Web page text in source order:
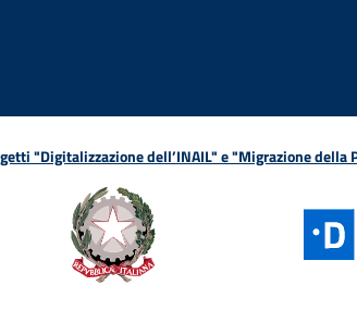
"Digitalizzazione dell’INAIL" e "Migrazione della